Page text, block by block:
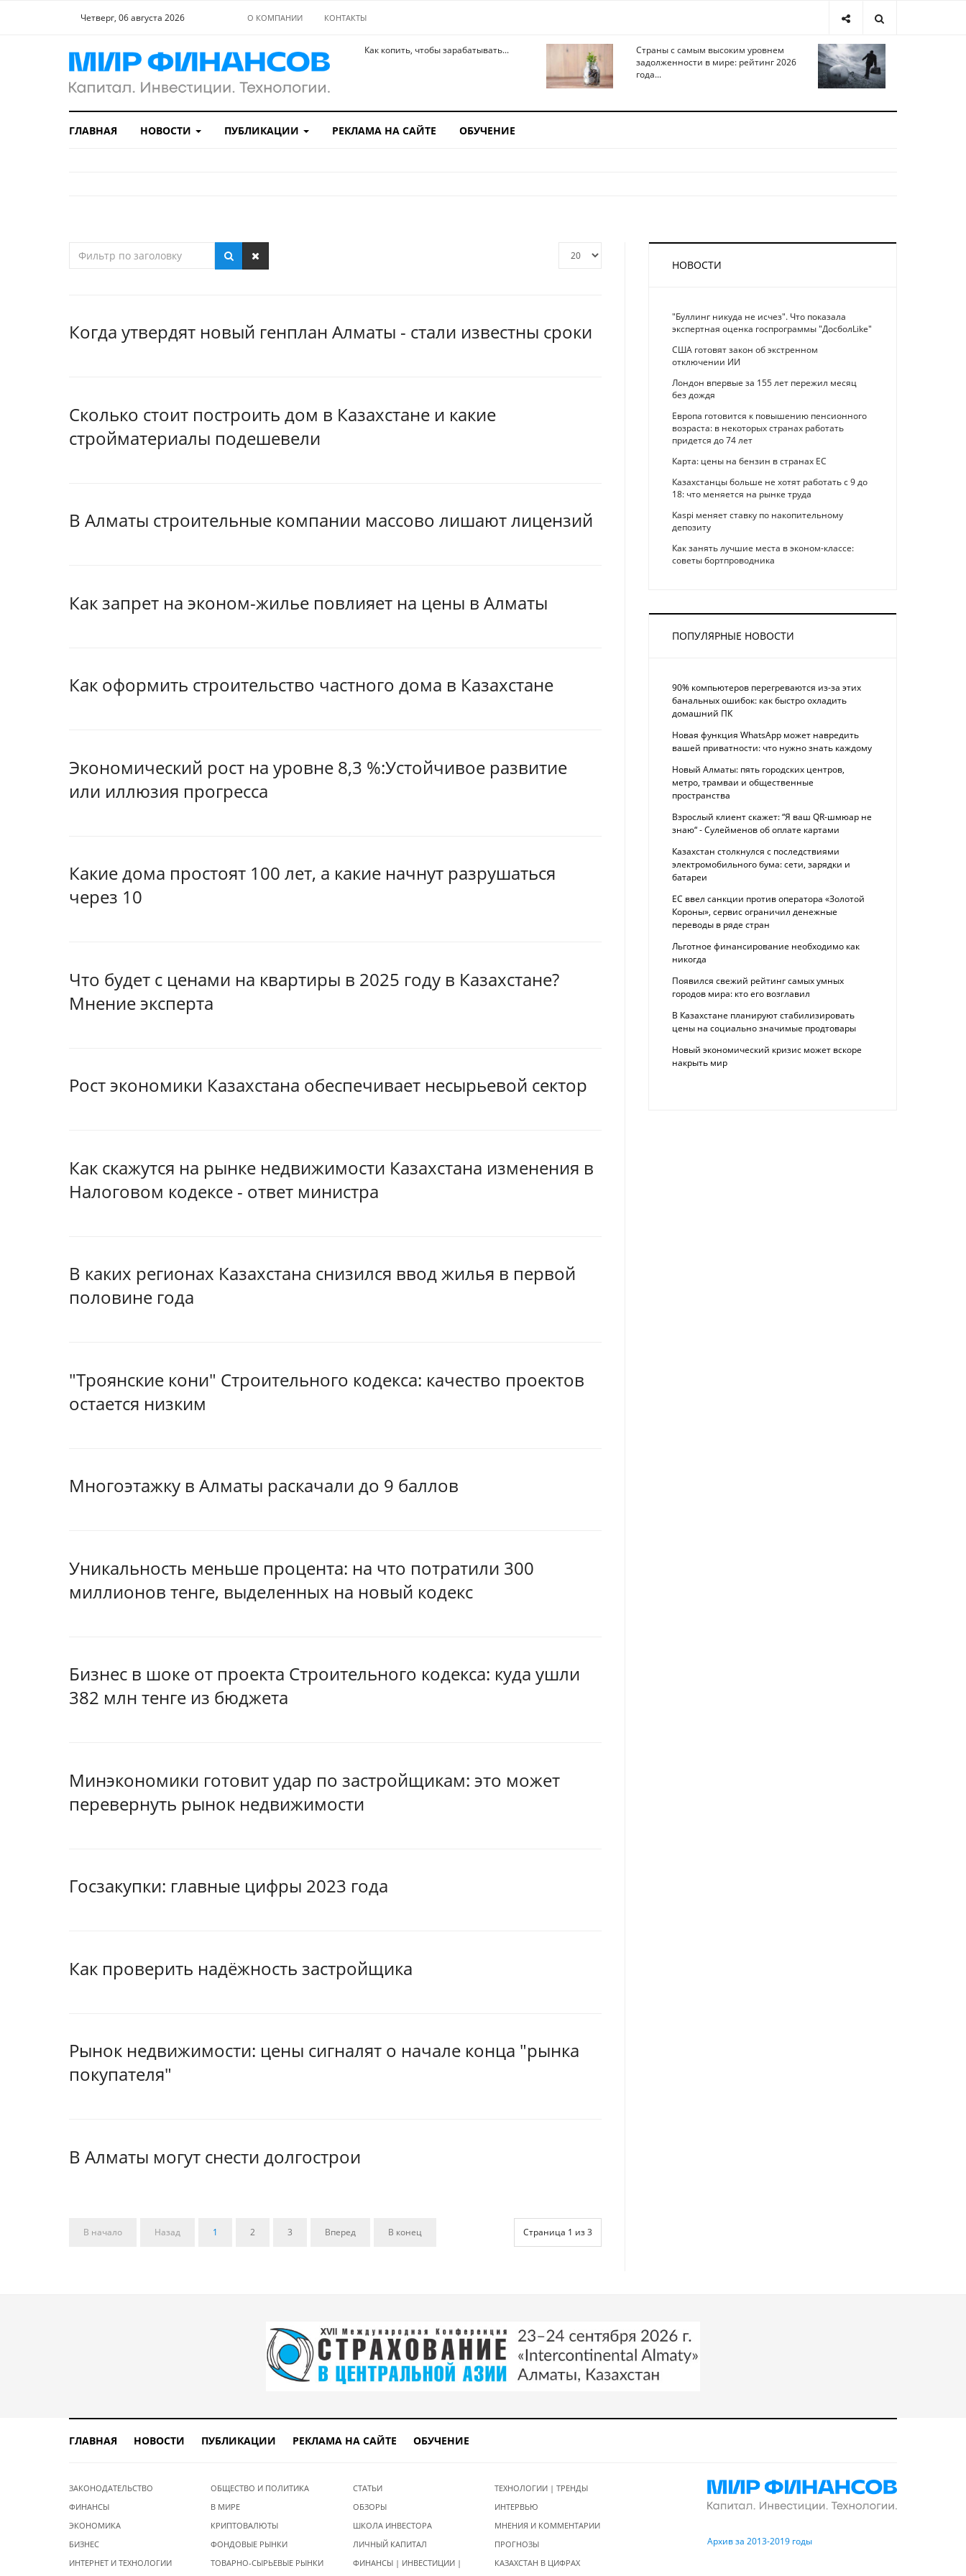
Четверг, 06 августа 2026 О КОМПАНИИ КОНТАКТЫ
Как копить, чтобы зарабатывать...
Страны с самым высоким уровнем
задолженности в мире: рейтинг 2026
года...
ГЛАВНАЯ НОВОСТИ ПУБЛИКАЦИИ РЕКЛАМА НА САЙТЕ ОБУЧЕНИЕ
Когда утвердят новый генплан Алматы - стали известны сроки
Сколько стоит построить дом в Казахстане и какие
стройматериалы подешевели
В Алматы строительные компании массово лишают лицензий
Как запрет на эконом-жилье повлияет на цены в Алматы
Как оформить строительство частного дома в Казахстане
Экономический рост на уровне 8,3 %:Устойчивое развитие
или иллюзия прогресса
Какие дома простоят 100 лет, а какие начнут разрушаться
через 10
Что будет с ценами на квартиры в 2025 году в Казахстане?
Мнение эксперта
Рост экономики Казахстана обеспечивает несырьевой сектор
Как скажутся на рынке недвижимости Казахстана изменения в
Налоговом кодексе - ответ министра
В каких регионах Казахстана снизился ввод жилья в первой
половине года
"Троянские кони" Строительного кодекса: качество проектов
остается низким
Многоэтажку в Алматы раскачали до 9 баллов
Уникальность меньше процента: на что потратили 300
миллионов тенге, выделенных на новый кодекс
Бизнес в шоке от проекта Строительного кодекса: куда ушли
382 млн тенге из бюджета
Минэкономики готовит удар по застройщикам: это может
перевернуть рынок недвижимости
Госзакупки: главные цифры 2023 года
Как проверить надёжность застройщика
Рынок недвижимости: цены сигналят о начале конца "рынка
покупателя"
В Алматы могут снести долгострои
Страница 1 из 3
В начало Назад 1 2 3 Вперед В конец
НОВОСТИ
"Буллинг никуда не исчез". Что показала
экспертная оценка госпрограммы "ДосболLike"
США готовят закон об экстренном
отключении ИИ
Лондон впервые за 155 лет пережил месяц
без дождя
Европа готовится к повышению пенсионного
возраста: в некоторых странах работать
придется до 74 лет
Карта: цены на бензин в странах ЕС
Казахстанцы больше не хотят работать с 9 до
18: что меняется на рынке труда
Kaspi меняет ставку по накопительному
депозиту
Как занять лучшие места в эконом-классе:
советы бортпроводника
ПОПУЛЯРНЫЕ НОВОСТИ
90% компьютеров перегреваются из-за этих
банальных ошибок: как быстро охладить
домашний ПК
Новая функция WhatsApp может навредить
вашей приватности: что нужно знать каждому
Новый Алматы: пять городских центров,
метро, трамваи и общественные
пространства
Взрослый клиент скажет: “Я ваш QR-шмюар не
знаю“ - Сулейменов об оплате картами
Казахстан столкнулся с последствиями
электромобильного бума: сети, зарядки и
батареи
ЕС ввел санкции против оператора «Золотой
Короны», сервис ограничил денежные
переводы в ряде стран
Льготное финансирование необходимо как
никогда
Появился свежий рейтинг самых умных
городов мира: кто его возглавил
В Казахстане планируют стабилизировать
цены на социально значимые продтовары
Новый экономический кризис может вскоре
накрыть мир
ГЛАВНАЯ НОВОСТИ ПУБЛИКАЦИИ РЕКЛАМА НА САЙТЕ ОБУЧЕНИЕ
ЗАКОНОДАТЕЛЬСТВО
ФИНАНСЫ
ЭКОНОМИКА
БИЗНЕС
ИНТЕРНЕТ И ТЕХНОЛОГИИ
ОБЩЕСТВО И ПОЛИТИКА
В МИРЕ
КРИПТОВАЛЮТЫ
ФОНДОВЫЕ РЫНКИ
ТОВАРНО-СЫРЬЕВЫЕ РЫНКИ
СТАТЬИ
ОБЗОРЫ
ШКОЛА ИНВЕСТОРА
ЛИЧНЫЙ КАПИТАЛ
ФИНАНСЫ | ИНВЕСТИЦИИ |
ТЕХНОЛОГИИ | ТРЕНДЫ
ИНТЕРВЬЮ
МНЕНИЯ И КОММЕНТАРИИ
ПРОГНОЗЫ
КАЗАХСТАН В ЦИФРАХ
Архив за 2013-2019 годы